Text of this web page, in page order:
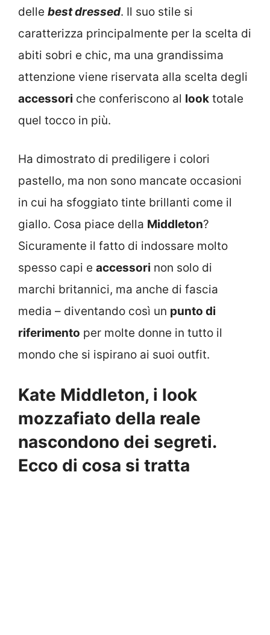
delle best dressed. Il suo stile si
caratterizza principalmente per la scelta di
abiti sobri e chic, ma una grandissima
attenzione viene riservata alla scelta degli
accessori che conferiscono al look totale
quel tocco in più.
Ha dimostrato di prediligere i colori
pastello, ma non sono mancate occasioni
in cui ha sfoggiato tinte brillanti come il
giallo. Cosa piace della Middleton?
Sicuramente il fatto di indossare molto
spesso capi e accessori non solo di
marchi britannici, ma anche di fascia
media – diventando così un punto di
riferimento per molte donne in tutto il
mondo che si ispirano ai suoi outfit.
Kate Middleton, i look
mozzafiato della reale
nascondono dei segreti.
Ecco di cosa si tratta